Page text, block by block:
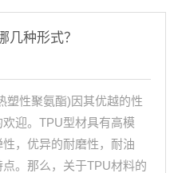
几种形式？
塑性聚氨酯)因其优越的性
迎。TPU型材具有高模
，优异的耐磨性，耐油
。那么，关于TPU材料的